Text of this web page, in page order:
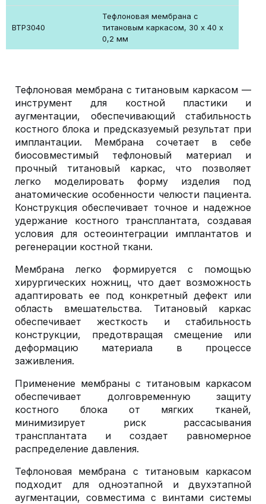
BTP3040
Тефлоновая мембрана с
титановым каркасом, 30 х 40 х
0,2 мм
Тефлоновая мембрана с титановым каркасом —
инструмент для костной пластики и
аугментации, обеспечивающий стабильность
костного блока и предсказуемый результат при
имплантации. Мембрана сочетает в себе
биосовместимый тефлоновый материал и
прочный титановый каркас, что позволяет
легко моделировать форму изделия под
анатомические особенности челюсти пациента.
Конструкция обеспечивает точное и надежное
удержание костного трансплантата, создавая
условия для остеоинтеграции имплантатов и
регенерации костной ткани.
Мембрана легко формируется с помощью
хирургических ножниц, что дает возможность
адаптировать ее под конкретный дефект или
область вмешательства. Титановый каркас
обеспечивает жесткость и стабильность
конструкции, предотвращая смещение или
деформацию материала в процессе
заживления.
Применение мембраны с титановым каркасом
обеспечивает долговременную защиту
костного блока от мягких тканей,
минимизирует риск рассасывания
трансплантата и создает равномерное
распределение давления.
Тефлоновая мембрана с титановым каркасом
подходит для одноэтапной и двухэтапной
аугментации, совместима с винтами системы